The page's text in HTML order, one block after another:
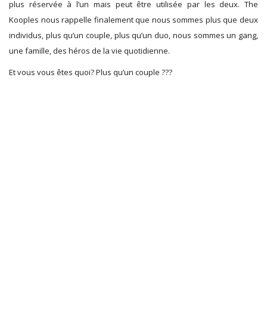
plus réservée à l’un mais peut être utilisée par les deux. The
Kooples nous rappelle finalement que nous sommes plus que deux
individus, plus qu’un couple, plus qu’un duo, nous sommes un gang,
une famille, des héros de la vie quotidienne.
Et vous vous êtes quoi? Plus qu’un couple ???